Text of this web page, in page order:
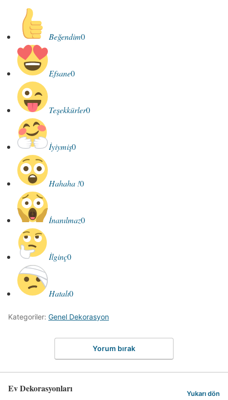
Beğendim0
Efsane0
Teşekkürler0
İyiymiş0
Hahaha !0
İnanılmaz0
İlginç0
Hatalı0
Kategoriler: Genel Dekorasyon
Yorum bırak
Ev Dekorasyonları Yukarı dön